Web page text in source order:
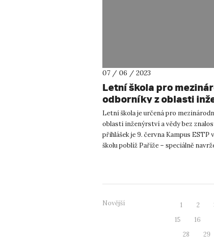
07 / 06 / 2023
Letní škola pro
odborníky z oblasti
bez znalostí
Letní škola je určená pro
oblasti inženýrství a vědy bez
přihlášek je 9. června Kampus ESTP
školu poblíž Paříže – speciálně
Novější 1 2
15
16
28
29